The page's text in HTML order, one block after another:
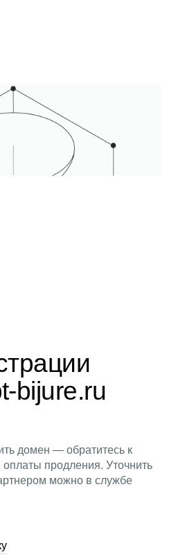
bijure.ru
домен — обратитесь к
продления. Уточнить
можно в службе